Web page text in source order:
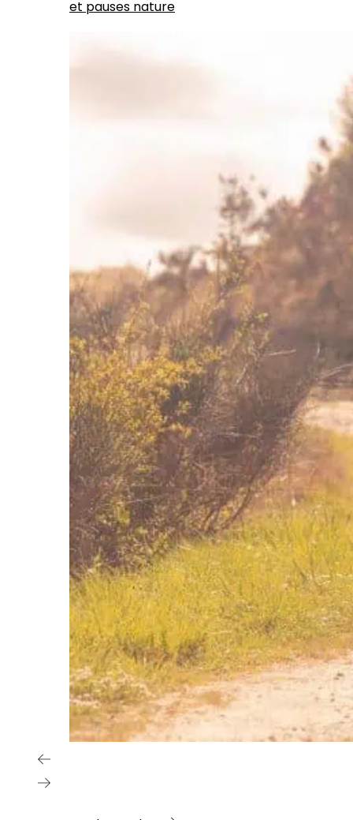
et pauses nature